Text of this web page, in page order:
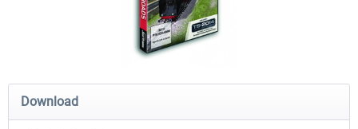
Koeblitzer Mountain Route 3 reloaded VirtualTracks - Ringbahn
Download